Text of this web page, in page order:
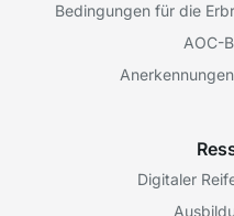
Bedingungen für die
AOC-
Digitaler